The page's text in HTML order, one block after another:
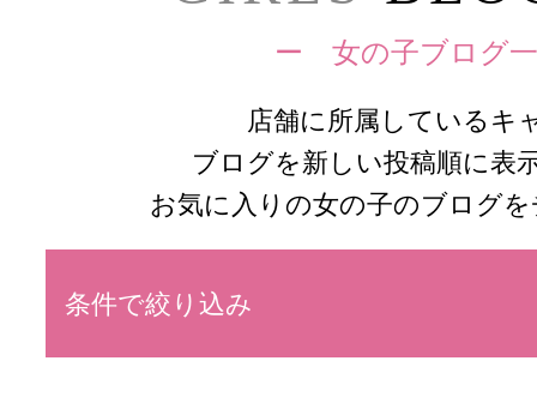
ー 女の子ブログ
店舗に所属しているキ
ブログを新しい投稿順に表
お気に入りの女の子のブログ
条件で絞り込み